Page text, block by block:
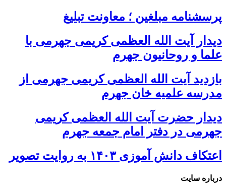
پرسشنامه مبلغین ؛ معاونت تبلیغ
دیدار آیت الله العظمی کریمی جهرمی با
علما و روحانیون جهرم
بازدید آیت الله العظمی کریمی جهرمی از
مدرسه علمیه خان جهرم
دیدار حضرت آیت الله العظمی کریمی
جهرمی در دفتر امام جمعه جهرم
اعتکاف دانش آموزی ۱۴۰۳ به روایت تصویر
درباره سایت